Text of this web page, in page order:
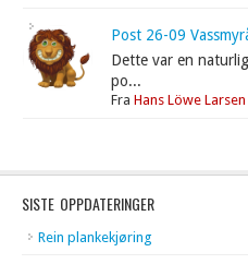
Post 26-09
Dette var en
po...
FraHans Löwe Larsen
SISTE OPPDATERINGER
Rein plankekjøring